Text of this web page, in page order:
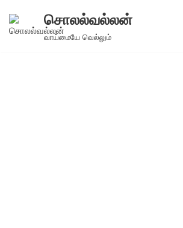
Skip
சொலல்வல்லன்
வாய்மையே வெல்லும்